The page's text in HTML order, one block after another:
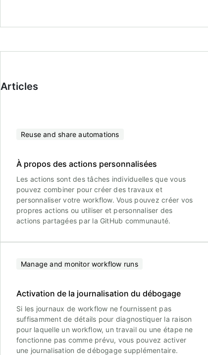
Articles
Reuse and share automations
À propos des actions personnalisées
Les actions sont des tâches individuelles que vous
pouvez combiner pour créer des travaux et
personnaliser votre workflow. Vous pouvez créer vos
propres actions ou utiliser et personnaliser des
actions partagées par la GitHub communauté.
Manage and monitor workflow runs
Activation de la journalisation du débogage
Si les journaux de workflow ne fournissent pas
suffisamment de détails pour diagnostiquer la raison
pour laquelle un workflow, un travail ou une étape ne
fonctionne pas comme prévu, vous pouvez activer
une journalisation de débogage supplémentaire.